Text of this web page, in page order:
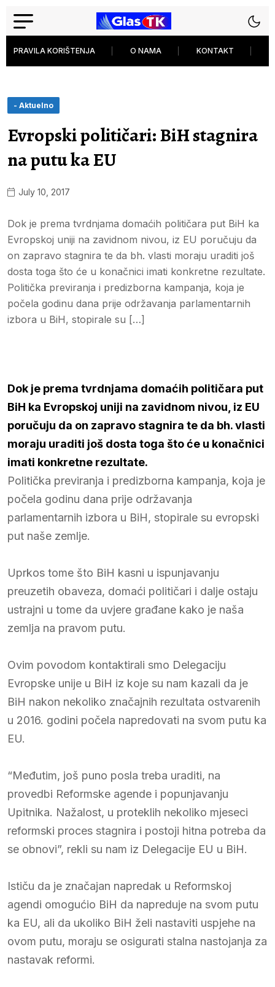
PRAVILA KORIŠTENJA O NAMA KONTAKT
- Aktuelno
Evropski političari: BiH stagnira
na putu ka EU
July 10, 2017
Dok je prema tvrdnjama domaćih političara put BiH ka
Evropskoj uniji na zavidnom nivou, iz EU poručuju da
on zapravo stagnira te da bh. vlasti moraju uraditi još
dosta toga što će u konačnici imati konkretne rezultate.
Politička previranja i predizborna kampanja, koja je
počela godinu dana prije održavanja parlamentarnih
izbora u BiH, stopirale su […]
Dok je prema tvrdnjama domaćih političara put
BiH ka Evropskoj uniji na zavidnom nivou, iz EU
poručuju da on zapravo stagnira te da bh. vlasti
moraju uraditi još dosta toga što će u konačnici
imati konkretne rezultate.
Politička previranja i predizborna kampanja, koja je
počela godinu dana prije održavanja
parlamentarnih izbora u BiH, stopirale su evropski
put naše zemlje.
Uprkos tome što BiH kasni u ispunjavanju
preuzetih obaveza, domaći političari i dalje ostaju
ustrajni u tome da uvjere građane kako je naša
zemlja na pravom putu.
Ovim povodom kontaktirali smo Delegaciju
Evropske unije u BiH iz koje su nam kazali da je
BiH nakon nekoliko značajnih rezultata ostvarenih
u 2016. godini počela napredovati na svom putu ka
EU.
“Međutim, još puno posla treba uraditi, na
provedbi Reformske agende i popunjavanju
Upitnika. Nažalost, u proteklih nekoliko mjeseci
reformski proces stagnira i postoji hitna potreba da
se obnovi”, rekli su nam iz Delegacije EU u BiH.
Ističu da je značajan napredak u Reformskoj
agendi omogućio BiH da napreduje na svom putu
ka EU, ali da ukoliko BiH želi nastaviti uspjehe na
ovom putu, moraju se osigurati stalna nastojanja za
nastavak reformi.